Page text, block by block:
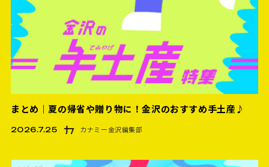
まとめ｜夏の帰省や贈り物に！金沢のおすすめ手土産♪
2026.7.25 カナミー金沢編集部